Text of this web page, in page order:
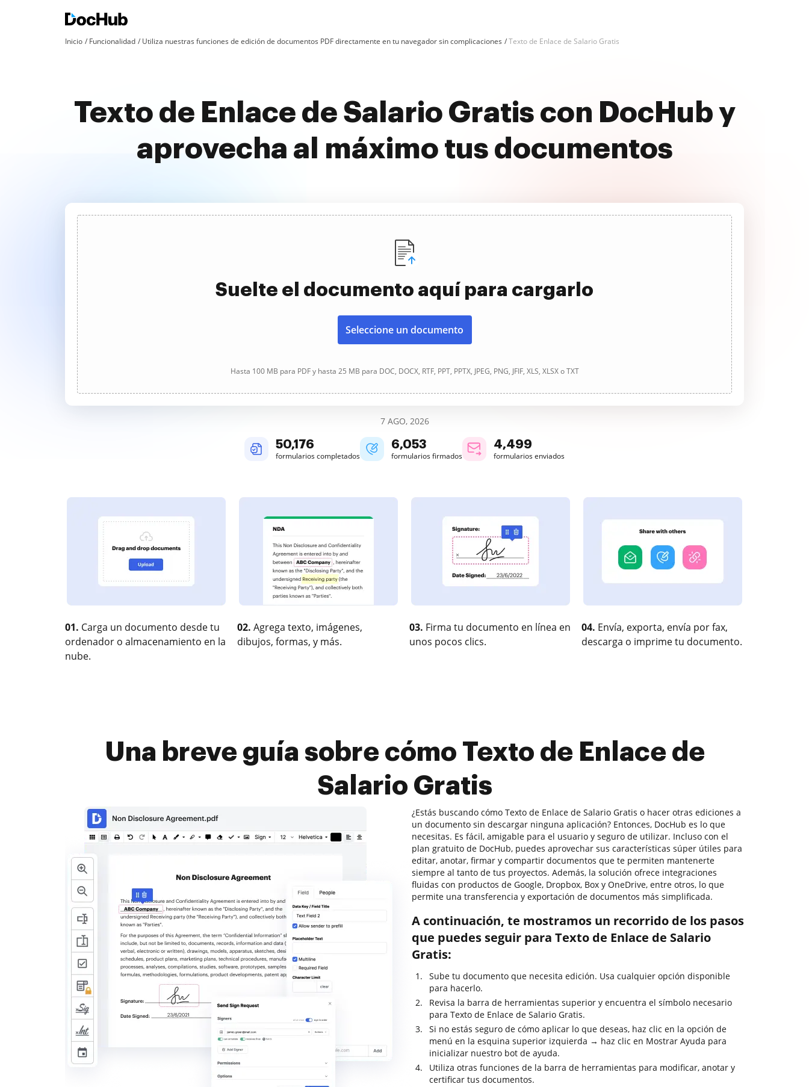
Inicio Funcionalidad Utiliza nuestras funciones de edición de documentos PDF directamente en tu navegador sin complicaciones Texto de Enlace de Salario Gratis
Texto de Enlace de Salario Gratis con DocHub y
aprovecha al máximo tus documentos
Suelte el documento aquí para cargarlo
Seleccione un documento
Hasta 100 MB para PDF y hasta 25 MB para DOC, DOCX, RTF, PPT, PPTX, JPEG, PNG, JFIF, XLS, XLSX o TXT
7 AGO, 2026
50,176
formularios completados
6,053
formularios firmados
4,499
formularios enviados
01. Carga un documento desde tu
ordenador o almacenamiento en la
nube.
02. Agrega texto, imágenes,
dibujos, formas, y más.
03. Firma tu documento en línea en
unos pocos clics.
04. Envía, exporta, envía por fax,
descarga o imprime tu documento.
Una breve guía sobre cómo Texto de Enlace de
Salario Gratis
¿Estás buscando cómo Texto de Enlace de Salario Gratis o hacer otras ediciones a
un documento sin descargar ninguna aplicación? Entonces, DocHub es lo que
necesitas. Es fácil, amigable para el usuario y seguro de utilizar. Incluso con el
plan gratuito de DocHub, puedes aprovechar sus características súper útiles para
editar, anotar, firmar y compartir documentos que te permiten mantenerte
siempre al tanto de tus proyectos. Además, la solución ofrece integraciones
fluidas con productos de Google, Dropbox, Box y OneDrive, entre otros, lo que
permite una transferencia y exportación de documentos más simplificada.
A continuación, te mostramos un recorrido de los pasos
que puedes seguir para Texto de Enlace de Salario
Gratis:
Sube tu documento que necesita edición. Usa cualquier opción disponible
para hacerlo.
Revisa la barra de herramientas superior y encuentra el símbolo necesario
para Texto de Enlace de Salario Gratis.
Si no estás seguro de cómo aplicar lo que deseas, haz clic en la opción de
menú en la esquina superior izquierda → haz clic en Mostrar Ayuda para
inicializar nuestro bot de ayuda.
Utiliza otras funciones de la barra de herramientas para modificar, anotar y
certificar tus documentos.